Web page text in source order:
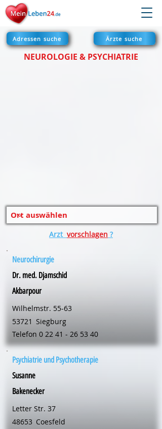
Adressen suche Ärzte suche
NEUROLOGIE & PSYCHIATRIE
Arzt vorschlagen ?
Neurochirurgie
Dr. med. Djamschid
Akbarpour
Wilhelmstr. 55-63
53721 Siegburg
Telefon 0 22 41 - 26 53 40
Psychiatrie und Psychotherapie
Susanne
Bakenecker
Letter Str. 37
48653 Coesfeld